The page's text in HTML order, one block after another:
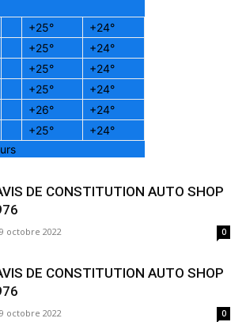
+25° +24°
+25° +24°
+25° +24°
+25° +24°
+26° +24°
+25° +24°
DE CONSTITUTION AUTO SHOP
octobre 2022 0
DE CONSTITUTION AUTO SHOP
octobre 2022 0